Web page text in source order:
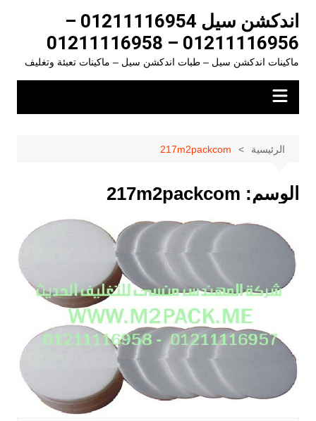
المحتوى
اندكشن سيل 01211116954 –
01211116956 – 01211116958
ماكينات اندكشن سيل – طبات اندكشن سيل – ماكينات تعبئة وتغليف
الرئيسية 217m2packcom
الوسم: 217m2packcom